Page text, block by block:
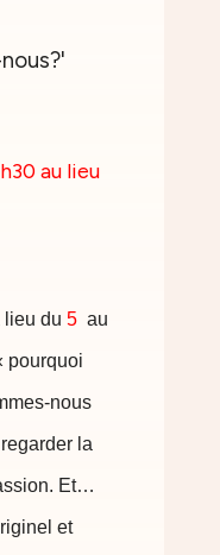
au lieu
lieu du 5 au
pourquoi
nous
la
Et…
et